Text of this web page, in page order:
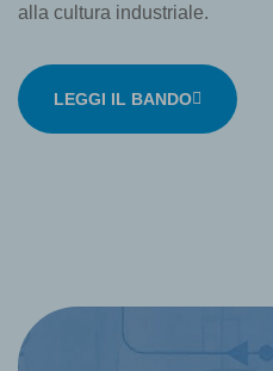
alla cultura industriale.
LEGGI IL BANDO